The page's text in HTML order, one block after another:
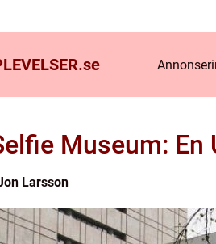
se
Museum: En
Larsson